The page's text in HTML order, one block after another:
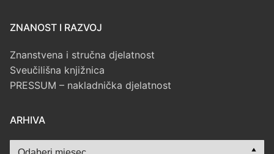
ZNANOST I RAZVOJ
Znanstvena i stručna djelatnost
Sveučilišna knjižnica
PRESSUM – nakladnička djelatnost
ARHIVA
Arhiva